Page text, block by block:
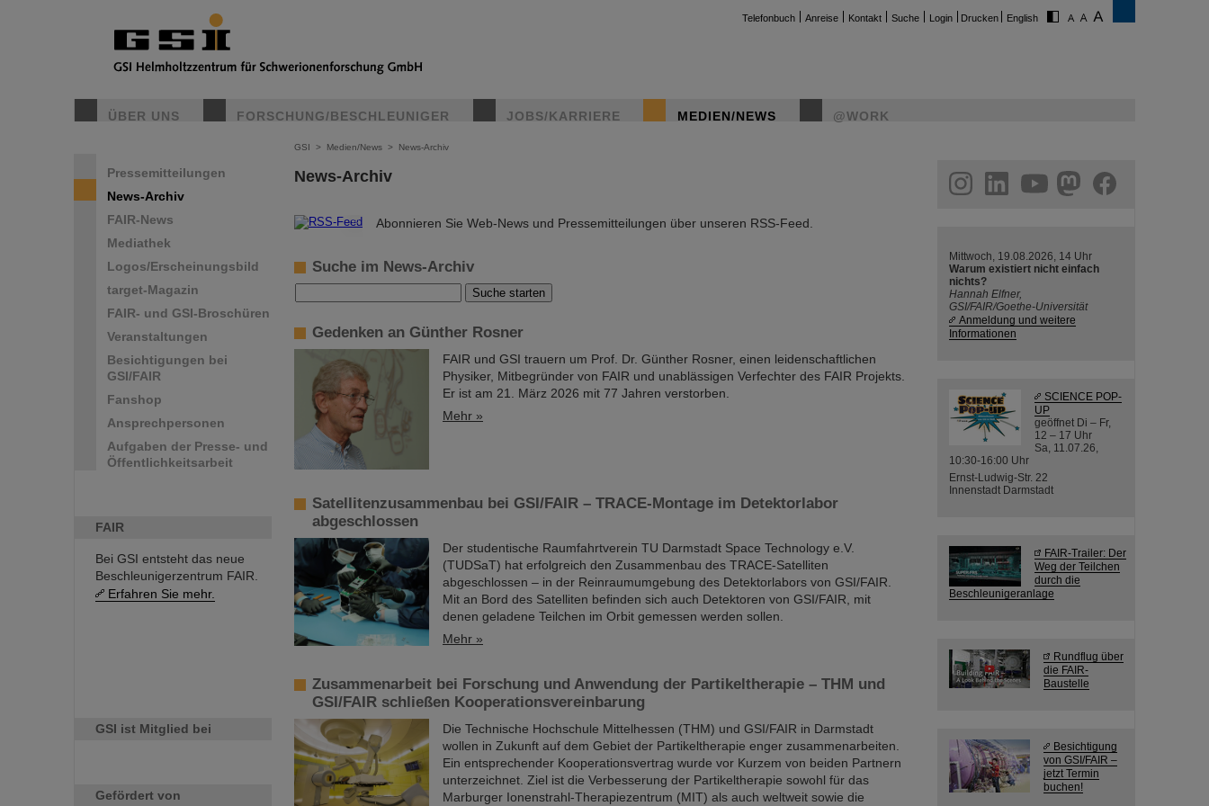
Telefonbuch Anreise Kontakt Suche Login Drucken English
ÜBER UNS FORSCHUNG/BESCHLEUNIGER JOBS/KARRIERE MEDIEN/NEWS @WORK
Pressemitteilungen
News-Archiv
FAIR-News
Mediathek
Logos/Erscheinungsbild
target-Magazin
FAIR- und GSI-Broschüren
Veranstaltungen
Besichtigungen bei
GSI/FAIR
Fanshop
Ansprechpersonen
Aufgaben der Presse- und
Öffentlichkeitsarbeit
FAIR
Bei GSI entsteht das neue
Beschleunigerzentrum FAIR.
Erfahren Sie mehr.
GSI ist Mitglied bei
Gefördert von
GSI > Medien/News > News-Archiv
News-Archiv
© Abonnieren Sie Web-News und Pressemitteilungen über unseren RSS-Feed.
Suche im News-Archiv
Gedenken an Günther Rosner
FAIR und GSI trauern um Prof. Dr. Günther Rosner, einen leidenschaftlichen
Physiker, Mitbegründer von FAIR und unablässigen Verfechter des FAIR Projekts.
Er ist am 21. März 2026 mit 77 Jahren verstorben.
Mehr »
Satellitenzusammenbau bei GSI/FAIR – TRACE-Montage im Detektorlabor
abgeschlossen
Der studentische Raumfahrtverein TU Darmstadt Space Technology e.V.
(TUDSaT) hat erfolgreich den Zusammenbau des TRACE-Satelliten
abgeschlossen – in der Reinraumumgebung des Detektorlabors von GSI/FAIR.
Mit an Bord des Satelliten befinden sich auch Detektoren von GSI/FAIR, mit
denen geladene Teilchen im Orbit gemessen werden sollen.
Mehr »
Zusammenarbeit bei Forschung und Anwendung der Partikeltherapie – THM und
GSI/FAIR schließen Kooperationsvereinbarung
Die Technische Hochschule Mittelhessen (THM) und GSI/FAIR in Darmstadt
wollen in Zukunft auf dem Gebiet der Partikeltherapie enger zusammenarbeiten.
Ein entsprechender Kooperationsvertrag wurde vor Kurzem von beiden Partnern
unterzeichnet. Ziel ist die Verbesserung der Partikeltherapie sowohl für das
Marburger Ionenstrahl-Therapiezentrum (MIT) als auch weltweit sowie die
helmholtz.social
facebook
Mittwoch, 19.08.2026, 14 Uhr
Warum existiert nicht einfach
nichts?
Hannah Elfner,
GSI/FAIR/Goethe-Universität
Anmeldung und weitere
Informationen
SCIENCE POP-
UP
geöffnet Di – Fr,
12 – 17 Uhr
Sa, 11.07.26,
10:30-16:00 Uhr
Ernst-Ludwig-Str. 22
Innenstadt Darmstadt
FAIR-Trailer: Der
Weg der Teilchen
durch die
Beschleunigeranlage
Rundflug über
die FAIR-
Baustelle
Besichtigung
von GSI/FAIR –
jetzt Termin
buchen!